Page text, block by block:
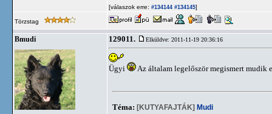
[válaszok erre: #134144 #134145]
Törzstag
Bmudi 129011. Elküldve: 2011-11-19 20:36:16
Ügyi Az általam legelőször megismert mudik
Téma: [KUTYAFAJTÁK] Mudi